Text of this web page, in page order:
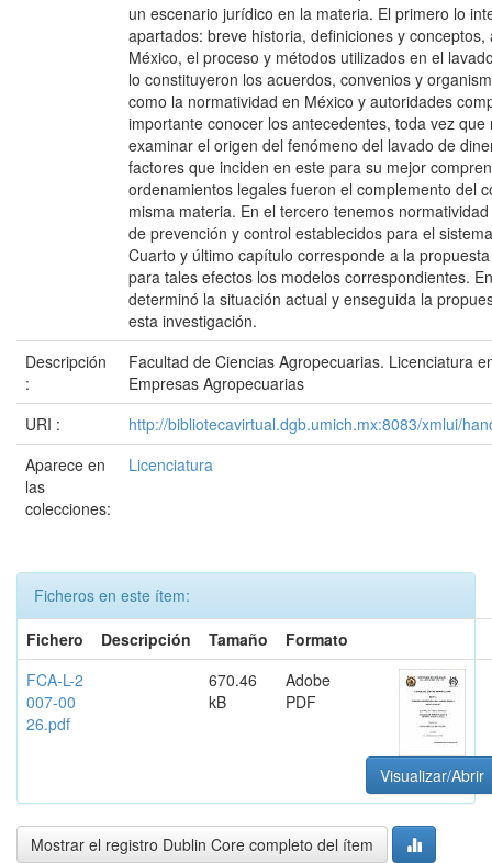
un escenario jurídico en la materia. El primero lo
apartados: breve historia, definiciones y conceptos,
México, el proceso y métodos utilizados en el
lo constituyeron los acuerdos, convenios y
como la normatividad en México y autoridades
importante conocer los antecedentes, toda vez que
examinar el origen del fenómeno del lavado de
factores que inciden en este para su mejor
ordenamientos legales fueron el complemento del
misma materia. En el tercero tenemos
de prevención y control establecidos para el
Cuarto y último capítulo corresponde a la
para tales efectos los modelos correspondientes.
determinó la situación actual y enseguida la
esta investigación.
Descripción
:
Facultad de Ciencias Agropecuarias. Licenciatura
Empresas Agropecuarias
URI :
http://bibliotecavirtual.dgb.umich.mx:8083/xmlui/
Aparece en
las
colecciones:
Licenciatura
Ficheros en este ítem:
Fichero
Descripción Tamaño
Formato
FCA-L-2
007-00
26.pdf
670.46
kB
Adobe
PDF
Visualizar/Abrir
Mostrar el registro Dublin Core completo del ítem